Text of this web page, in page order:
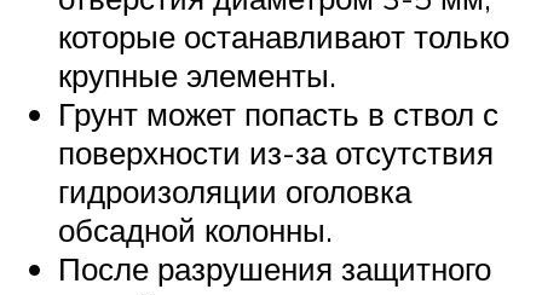
которые останавливают только
крупные элементы.
Грунт может попасть в ствол с
поверхности из-за отсутствия
гидроизоляции оголовка
обсадной колонны.
После разрушения защитного